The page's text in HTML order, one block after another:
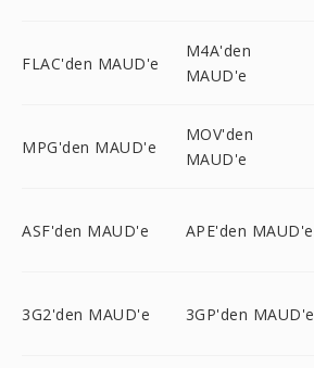
FLAC'den MAUD'e
M4A'den
MAUD'e
MPG'den MAUD'e
MOV'den
MAUD'e
ASF'den MAUD'e APE'den MAUD'e
3G2'den MAUD'e 3GP'den MAUD'e